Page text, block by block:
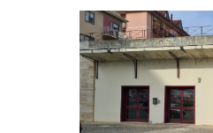
LACPLAY.IT
LACONAIR.IT